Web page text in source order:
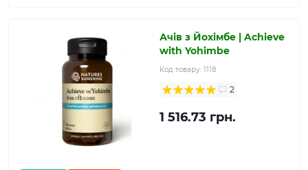
Ачів з Йохімбе | Achieve
with Yohimbe
Код товару: 1118
2
1 516.73 грн.